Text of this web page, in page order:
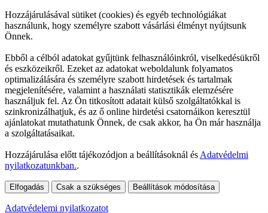
Hozzájárulásával sütiket (cookies) és egyéb technológiákat
használunk, hogy személyre szabott vásárlási élményt nyújtsunk
Önnek.
Ebből a célból adatokat gyűjtünk felhasználóinkról, viselkedésükről
és eszközeikről. Ezeket az adatokat weboldalunk folyamatos
optimalizálására és személyre szabott hirdetések és tartalmak
megjelenítésére, valamint a használati statisztikák elemzésére
használjuk fel. Az Ön titkosított adatait külső szolgáltatókkal is
szinkronizálhatjuk, és az ő online hirdetési csatornáikon keresztül
ajánlatokat mutathatunk Önnek, de csak akkor, ha Ön már használja
a szolgáltatásaikat.
Hozzájárulása előtt tájékozódjon a beállításoknál és Adatvédelmi
nyilatkozatunkban..
Elfogadás Csak a szükséges Beállítások módosítása
Adatvédelemi nyilatkozatot